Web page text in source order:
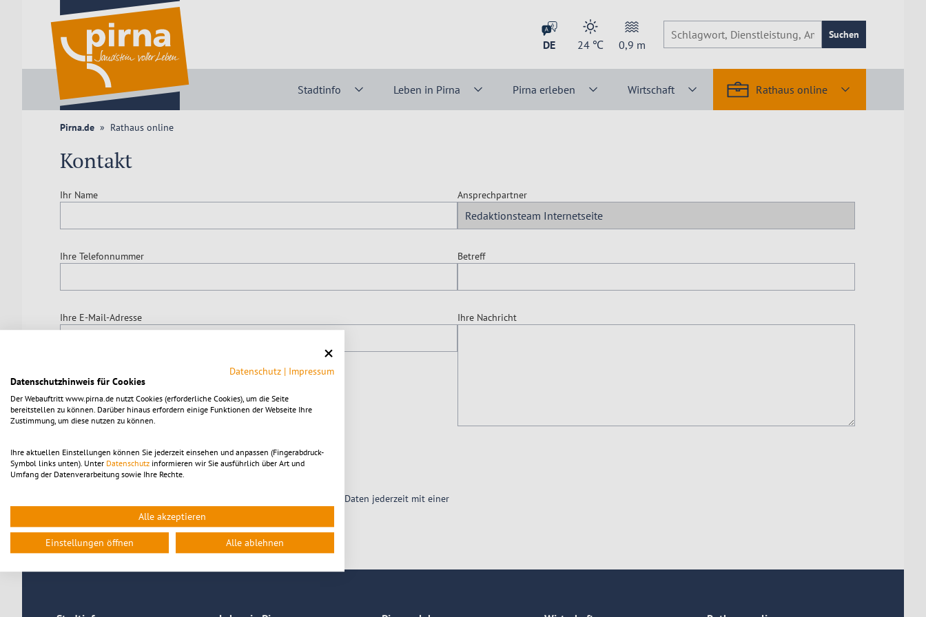
DE 24 ℃ 0,9 m
Suchen
Stadtinfo Leben in Pirna Pirna erleben Wirtschaft Rathaus online
Pirna.de Rathaus online
Kontakt
Ihr Name
Ihre Telefonnummer
Ihre E-Mail-Adresse
Ansprechpartner
Betreff
Ihre Nachricht
* Pflichtfeld
Sie können Ihre Einwilligung zur Verarbeitung personenbezogener Daten jederzeit mit einer
Nachricht an die Stadtverwaltung Pirna widerrufen.
Senden
Datenschutz | Impressum
Datenschutzhinweis für Cookies
Der Webauftritt www.pirna.de nutzt Cookies (erforderliche Cookies), um die Seite
bereitstellen zu können. Darüber hinaus erfordern einige Funktionen der Webseite Ihre
Zustimmung, um diese nutzen zu können.
Ihre aktuellen Einstellungen können Sie jederzeit einsehen und anpassen (Fingerabdruck-
Symbol links unten). Unter Datenschutz informieren wir Sie ausführlich über Art und
Umfang der Datenverarbeitung sowie Ihre Rechte.
Alle akzeptieren
Einstellungen öffnen Alle ablehnen